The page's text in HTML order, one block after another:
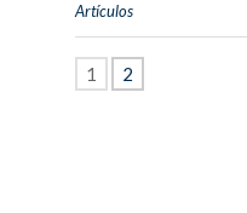
Artículos
1 2